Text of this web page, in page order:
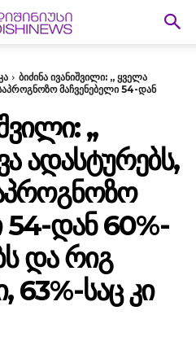
ბიძინა ივანიშვილი: ,, ყველა
მაჩვენებელი 54-დან
,,
ᲐᲓᲐᲡᲢᲣᲠᲔᲑᲡ,
54-ᲓᲐᲜ 60%-
ᲓᲐ ᲠᲘᲒ
63%-ᲡᲐᲪ ᲙᲘ